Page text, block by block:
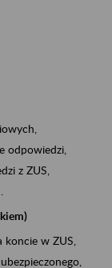
odpowiedzi,
z ZUS,
koncie w ZUS,